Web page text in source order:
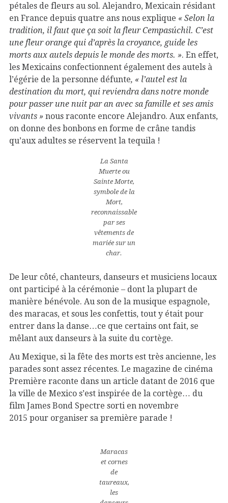
pétales de fleurs au sol. Alejandro, Mexicain résidant
en France depuis quatre ans nous explique « Selon la
tradition, il faut que ça soit la fleur Cempasúchil. C’est
une fleur orange qui d’après la croyance, guide les
morts aux autels depuis le monde des morts. ». En effet,
les Mexicains confectionnent également des autels à
l’égérie de la personne défunte, « l’autel est la
destination du mort, qui reviendra dans notre monde
pour passer une nuit par an avec sa famille et ses amis
vivants » nous raconte encore Alejandro. Aux enfants,
on donne des bonbons en forme de crâne tandis
qu’aux adultes se réservent la tequila !
La Santa
Muerte ou
Sainte Morte,
symbole de la
Mort,
reconnaissable
par ses
vêtements de
mariée sur un
char.
De leur côté, chanteurs, danseurs et musiciens locaux
ont participé à la cérémonie – dont la plupart de
manière bénévole. Au son de la musique espagnole,
des maracas, et sous les confettis, tout y était pour
entrer dans la danse…ce que certains ont fait, se
mêlant aux danseurs à la suite du cortège.
Au Mexique, si la fête des morts est très ancienne, les
parades sont assez récentes. Le magazine de cinéma
Première raconte dans un article datant de 2016 que
la ville de Mexico s’est inspirée de la cortège… du
film James Bond Spectre sorti en novembre
2015 pour organiser sa première parade !
Maracas
et cornes
de
taureaux,
les